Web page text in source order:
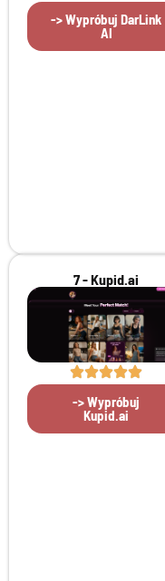
-> Wypróbuj DarLink
AI
7 - Kupid.ai
-> Wypróbuj
Kupid.ai